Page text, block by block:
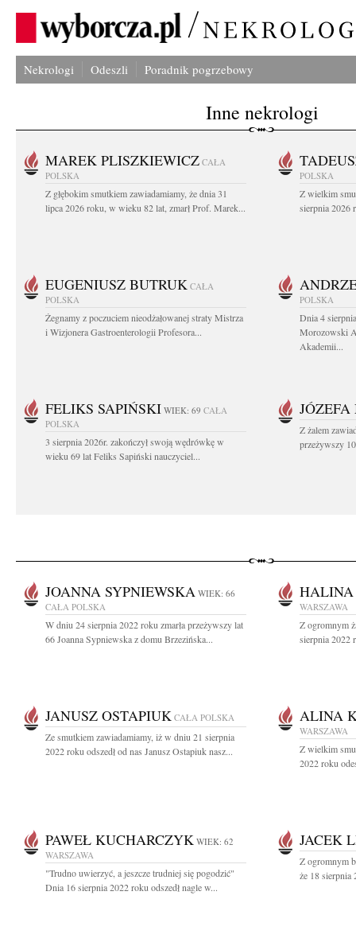
Nekrologi Odeszli Poradnik pogrzebowy
Inne nekrologi
MAREK PLISZKIEWICZ CAŁA
POLSKA
Z głębokim smutkiem zawiadamiamy, że dnia 31
lipca 2026 roku, w wieku 82 lat, zmarł Prof. Marek...
POLSKA
Z wielkim
sierpnia 2026
EUGENIUSZ BUTRUK CAŁA
POLSKA
Żegnamy z poczuciem nieodżałowanej straty Mistrza
i Wizjonera Gastroenterologii Profesora...
POLSKA
Dnia 4
Morozowski
Akademii...
FELIKS SAPIŃSKI WIEK: 69 CAŁA
POLSKA
3 sierpnia 2026r. zakończył swoją wędrówkę w
wieku 69 lat Feliks Sapiński nauczyciel...
Z żalem
przeżywszy
JOANNA SYPNIEWSKA WIEK: 66
CAŁA POLSKA
W dniu 24 sierpnia 2022 roku zmarła przeżywszy lat
66 Joanna Sypniewska z domu Brzezińska...
HALINA
WARSZAWA
Z ogromnym
sierpnia 2022
JANUSZ OSTAPIUK CAŁA POLSKA
Ze smutkiem zawiadamiamy, iż w dniu 21 sierpnia
2022 roku odszedł od nas Janusz Ostapiuk nasz...
ALINA
WARSZAWA
Z wielkim
2022 roku
PAWEŁ KUCHARCZYK WIEK: 62
WARSZAWA
"Trudno uwierzyć, a jeszcze trudniej się pogodzić"
Dnia 16 sierpnia 2022 roku odszedł nagle w...
JACEK
Z ogromnym
że 18 sierpnia